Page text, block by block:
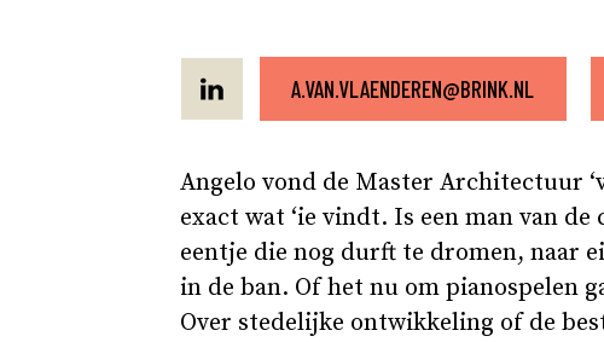
A.VAN.VLAENDEREN@BRINK.NL
Angelo vond de Master Architectuur
exact wat ‘ie vindt. Is een man van
eentje die nog durft te dromen, naar
in de ban. Of het nu om pianospelen
Over stedelijke ontwikkeling of de